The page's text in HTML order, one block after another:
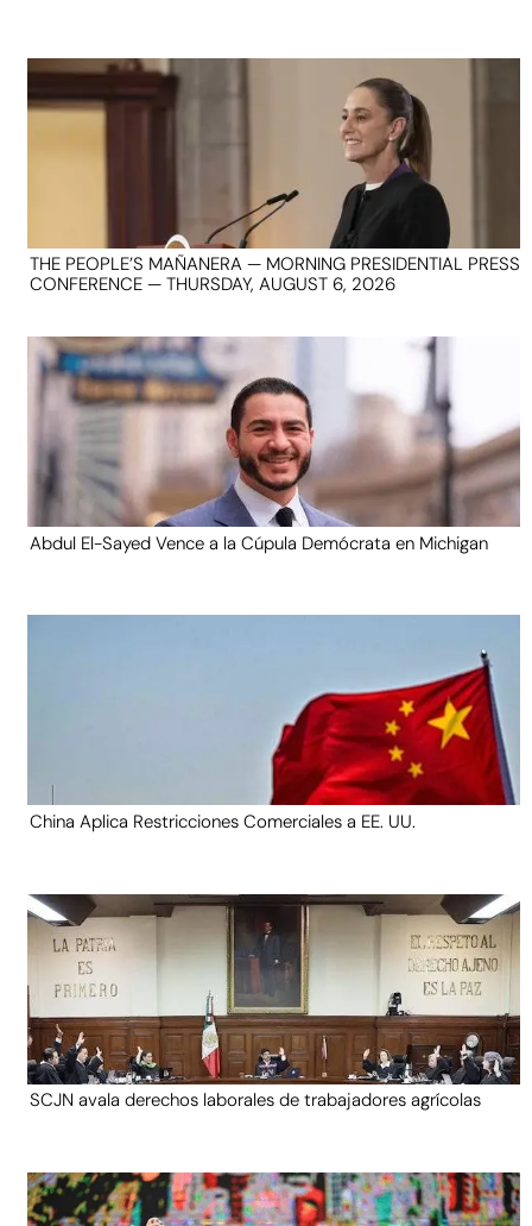
THE PEOPLE’S MAÑANERA — MORNING PRESIDENTIAL PRESS
CONFERENCE — THURSDAY, AUGUST 6, 2026
Abdul El-Sayed Vence a la Cúpula Demócrata en Michigan
China Aplica Restricciones Comerciales a EE. UU.
SCJN avala derechos laborales de trabajadores agrícolas